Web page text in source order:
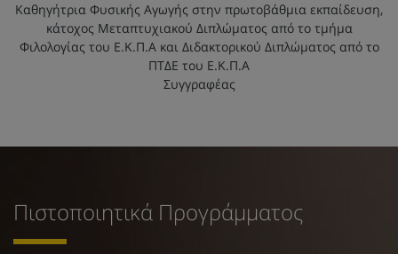
Καθηγήτρια Φυσικής Αγωγής στην πρωτοβάθμια εκπαίδευση,
κάτοχος Μεταπτυχιακού Διπλώματος από το τμήμα
Φιλολογίας του Ε.Κ.Π.Α και Διδακτορικού Διπλώματος από το
ΠΤΔΕ του Ε.Κ.Π.Α
Συγγραφέας
Πιστοποιητικά Προγράμματος